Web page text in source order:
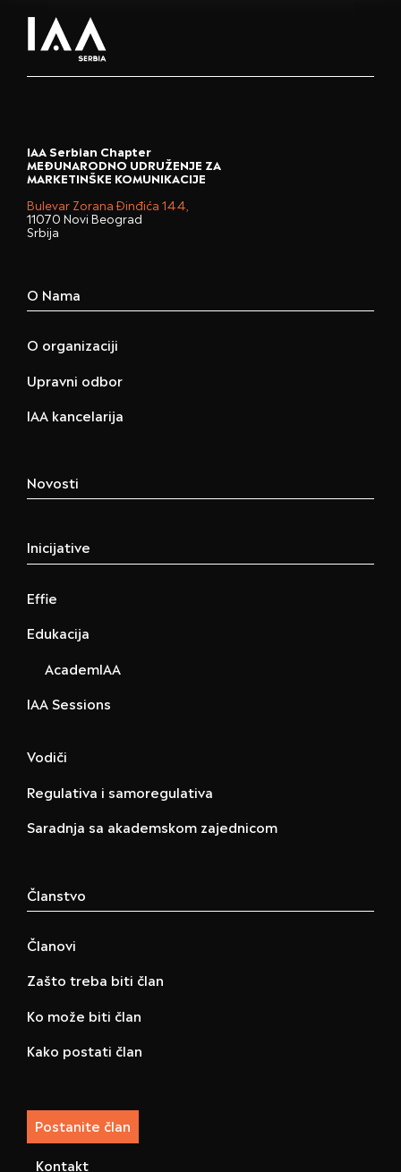
IAA Serbian Chapter
MEĐUNARODNO UDRUŽENJE ZA
MARKETINŠKE KOMUNIKACIJE
Bulevar Zorana Đinđića 144,
11070 Novi Beograd
Srbija
O Nama
O organizaciji
Upravni odbor
IAA kancelarija
Novosti
Inicijative
Effie
Edukacija
AcademIAA
IAA Sessions
Vodiči
Regulativa i samoregulativa
Saradnja sa akademskom zajednicom
Članstvo
Članovi
Zašto treba biti član
Ko može biti član
Kako postati član
Postanite član
Kontakt